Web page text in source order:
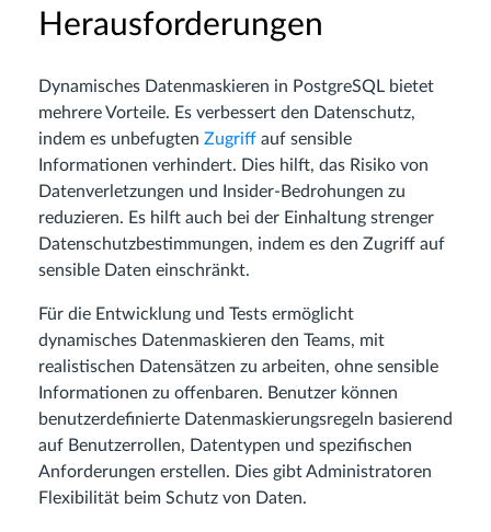
Herausforderungen
Dynamisches Datenmaskieren in PostgreSQL bietet
mehrere Vorteile. Es verbessert den Datenschutz,
indem es unbefugten Zugriff auf sensible
Informationen verhindert. Dies hilft, das Risiko von
Datenverletzungen und Insider-Bedrohungen zu
reduzieren. Es hilft auch bei der Einhaltung strenger
Datenschutzbestimmungen, indem es den Zugriff auf
sensible Daten einschränkt.
Für die Entwicklung und Tests ermöglicht
dynamisches Datenmaskieren den Teams, mit
realistischen Datensätzen zu arbeiten, ohne sensible
Informationen zu offenbaren. Benutzer können
benutzerdefinierte Datenmaskierungsregeln basierend
auf Benutzerrollen, Datentypen und spezifischen
Anforderungen erstellen. Dies gibt Administratoren
Flexibilität beim Schutz von Daten.